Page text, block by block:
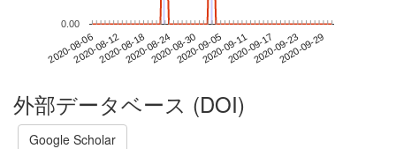
2020-08-062020-08-122020-08-182020-08-242020-08-302020-09-052020-09-112020-09-172020-09-232020-09-29
0.00
外部データベース (DOI)
Google Scholar